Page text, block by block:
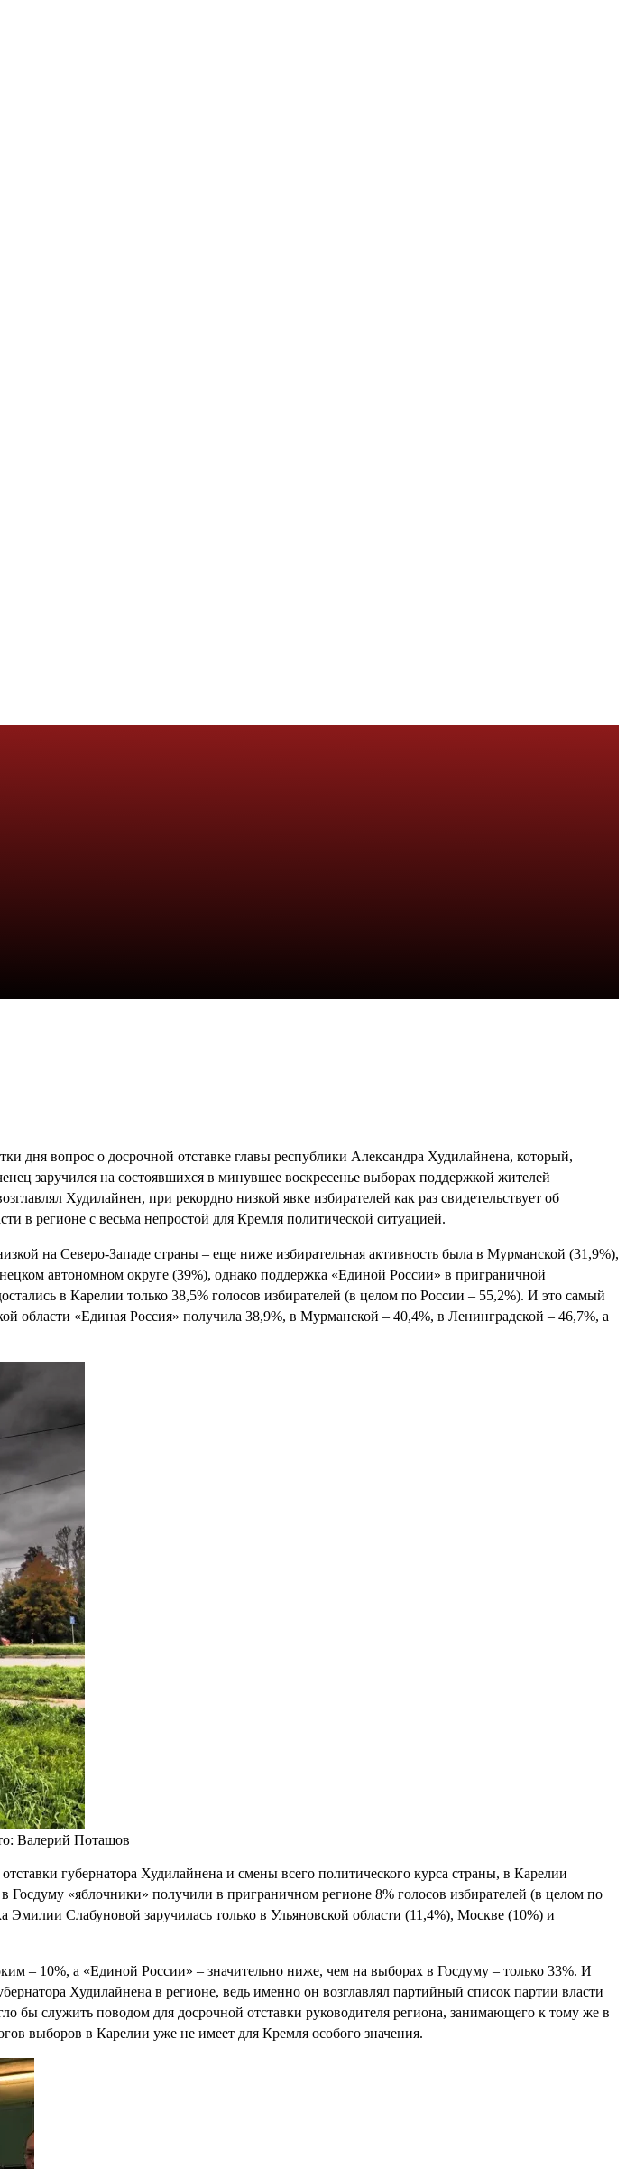
дня вопрос о досрочной отставке главы республики Александра Худилайнена, который,
заручился на состоявшихся в минувшее воскресенье выборах поддержкой жителей
Худилайнен, при рекордно низкой явке избирателей как раз свидетельствует об
в регионе с весьма непростой для Кремля политической ситуацией.
на Северо-Западе страны – еще ниже избирательная активность была в Мурманской (31,9%),
автономном округе (39%), однако поддержка «Единой России» в приграничной
в Карелии только 38,5% голосов избирателей (в целом по России – 55,2%). И это самый
области «Единая Россия» получила 38,9%, в Мурманской – 40,4%, в Ленинградской – 46,7%, а
Валерий Поташов
губернатора Худилайнена и смены всего политического курса страны, в Карелии
«яблочники» получили в приграничном регионе 8% голосов избирателей (в целом по
Слабуновой заручилась только в Ульяновской области (11,4%), Москве (10%) и
– 10%, а «Единой России» – значительно ниже, чем на выборах в Госдуму – только 33%. И
Худилайнена в регионе, ведь именно он возглавлял партийный список партии власти
бы служить поводом для досрочной отставки руководителя региона, занимающего к тому же в
выборов в Карелии уже не имеет для Кремля особого значения.